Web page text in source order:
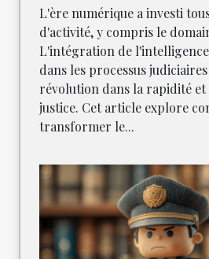
L'ère numérique a investi
d'activité, y compris le
L'intégration de
dans les processus
révolution dans la rapidité et
justice. Cet article explore
transformer le...